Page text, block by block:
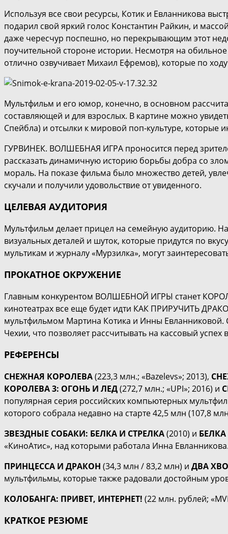
Используя все свои ресурсы, Котик и Евланникова
подарил свой яркий голос Константин Райкин, и
даже чересчур поспешно, но перекрывающим этот
поучительной стороне истории. Несмотря на
отлично озвучивает Михаил Ефремов), которые по
Мультфильм и его юмор, конечно, в основном
составляющей и для взрослых. В картине можно
Спейбла) и отсылки к мировой поп-культуре,
ГУРВИНЕК. ВОЛШЕБНАЯ ИГРА проносится перед
рассказать динамичную историю борьбы добра со
мораль. На показе фильма было множество детей,
скучали и получили удовольствие от увиденного.
ЦЕЛЕВАЯ АУДИТОРИЯ
Мультфильм делает прицел на семейную аудиторию.
визуальных деталей и шуток, которые придутся по
мультикам и журналу «Мурзилка», могут
ПРОКАТНОЕ ОКРУЖЕНИЕ
Главным конкурентом ВОЛШЕБНОЙ ИГРЫ станет
кинотеатрах все еще будет идти КАК ПРИРУЧИТЬ
мультфильмом Мартина Котика и Инны Евланниковой.
Чехии, что позволяет рассчитывать на кассовый успех
РЕФЕРЕНСЫ
СНЕЖНАЯ КОРОЛЕВА(223,3 млн.; «Bazelevs»; 2013),
КОРОЛЕВА 3: ОГОНЬ И ЛЕД(272,7 млн.; «UPI»; 2016) и
популярная серия российских компьютерных
которого собрала недавно на старте 42,5 млн (107,8
ЗВЕЗДНЫЕ СОБАКИ: БЕЛКА И СТРЕЛКА(2010) и
«КиноАтис», над которыми работала Инна
ПРИНЦЕССА И ДРАКОН (34,3 млн / 83,2 млн) и ДВА
мультфильмы, которые также радовали достойным
КОЛОБАНГА: ПРИВЕТ, ИНТЕРНЕТ! (22 млн. рублей;
КРАТКОЕ РЕЗЮМЕ